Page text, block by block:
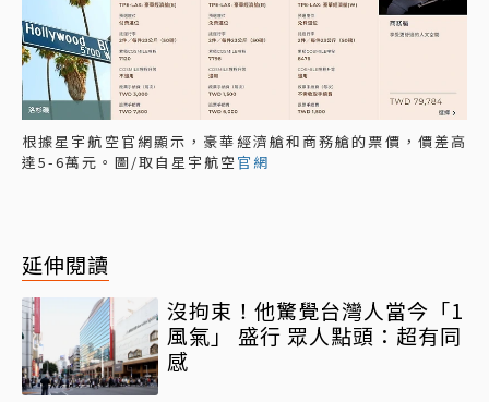
根據星宇航空官網顯示，豪華經濟艙和商務艙的票價，價差高
達5-6萬元。圖/取自星宇航空官網
延伸閱讀
沒拘束！他驚覺台灣人當今「1
風氣」 盛行 眾人點頭：超有同
感